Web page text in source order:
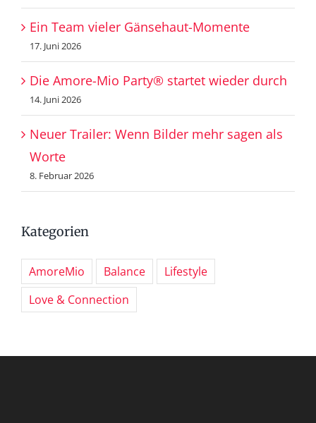
Ein Team vieler Gänsehaut-Momente
17. Juni 2026
Die Amore-Mio Party® startet wieder durch
14. Juni 2026
Neuer Trailer: Wenn Bilder mehr sagen als
Worte
8. Februar 2026
Kategorien
AmoreMio Balance
Lifestyle
Love & Connection